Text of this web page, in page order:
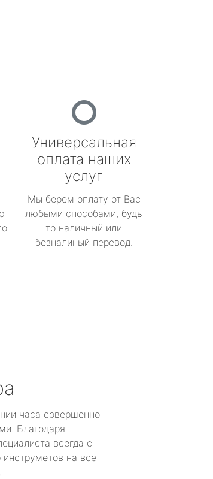
Универсальная
оплата наших
услуг
Мы берем оплату от Вас
любыми способами, будь
то наличный или
безналиный перевод.
часа совершенно
Благодаря
всегда с
на все